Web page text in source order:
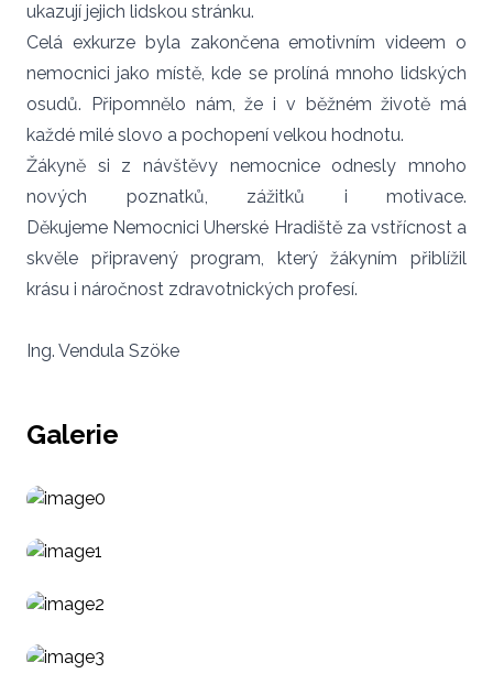
ukazují jejich lidskou stránku.
Celá exkurze byla zakončena emotivním videem o
nemocnici jako místě, kde se prolíná mnoho lidských
osudů. Připomnělo nám, že i v běžném životě má
každé milé slovo a pochopení velkou hodnotu.
Žákyně si z návštěvy nemocnice odnesly mnoho
nových poznatků, zážitků i motivace.
Děkujeme Nemocnici Uherské Hradiště za vstřícnost a
skvěle připravený program, který žákyním přiblížil
krásu i náročnost zdravotnických profesí.
Ing. Vendula Szöke
Galerie